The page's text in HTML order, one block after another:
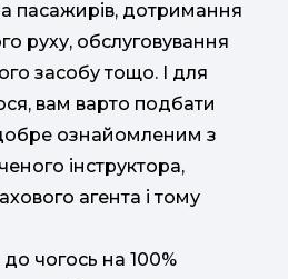
пасажирів, дотримання
руху, обслуговування
засобу тощо. І для
вам варто подбати
ознайомленим з
інструктора,
агента і тому
до чогось на 100%